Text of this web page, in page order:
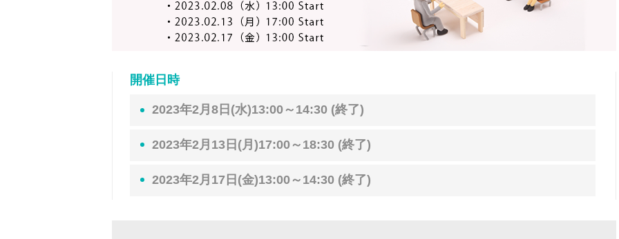
開催日時
2023年2月8日(水)13:00～14:30 (終了)
2023年2月13日(月)17:00～18:30 (終了)
2023年2月17日(金)13:00～14:30 (終了)